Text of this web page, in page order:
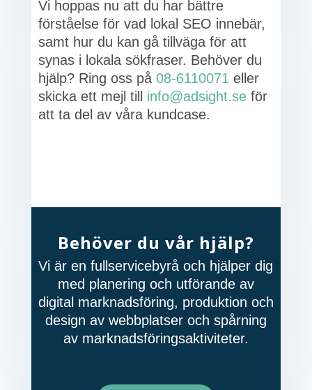
Vi hoppas nu att du har bättre
förståelse för vad lokal SEO innebär,
samt hur du kan gå tillväga för att
synas i lokala sökfraser. Behöver du
hjälp? Ring oss på 08-6110071eller
skicka ett mejl till info@adsight.seför
att ta del av våra kundcase.
Behöver du vår hjälp?
Vi är en fullservicebyrå och hjälper dig
med planering och utförande av
digital marknadsföring, produktion och
design av webbplatser och spårning
av marknadsföringsaktiviteter.